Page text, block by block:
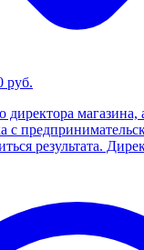
руб.
магазина,
с
результата.